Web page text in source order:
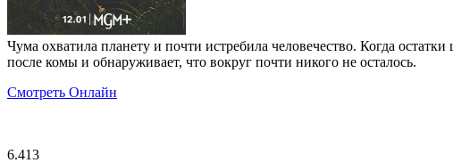
Чума охватила планету и почти истребила человечество. Когда
после комы и обнаруживает, что вокруг почти никого не осталось.
Смотреть Онлайн
6.413